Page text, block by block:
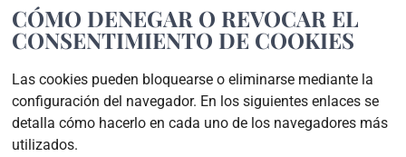
CÓMO DENEGAR O REVOCAR EL
CONSENTIMIENTO DE COOKIES
Las cookies pueden bloquearse o eliminarse mediante la
configuración del navegador. En los siguientes enlaces se
detalla cómo hacerlo en cada uno de los navegadores más
utilizados.